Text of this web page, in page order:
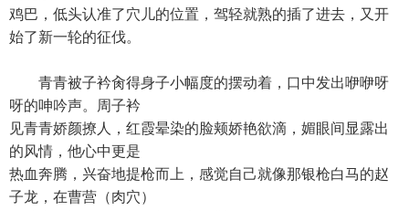
鸡巴，低头认准了穴儿的位置，驾轻就熟的插了进去，又开
始了新一轮的征伐。
青青被子衿肏得身子小幅度的摆动着，口中发出咿咿呀
呀的呻吟声。周子衿
见青青娇颜撩人，红霞晕染的脸颊娇艳欲滴，媚眼间显露出
的风情，他心中更是
热血奔腾，兴奋地提枪而上，感觉自己就像那银枪白马的赵
子龙，在曹营（肉穴）